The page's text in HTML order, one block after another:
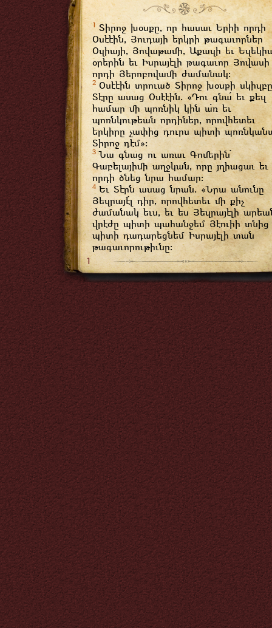
Օսէէի
Օսէէի
Օսէէի
Օսէէի
Օսէէի
Օսէէի
Օսէէի
Օսէէի
Օսէէի
Օսէէի
Օսէէի
Օսէէի
Օսէէի
1 Տիրոջ խօսքը, որ հասաւ Երիի որդի
Օսէէին, Յուդայի երկրի թագաւորներ
Օզիայի, Յովաթամի, Աքազի եւ
օրերին եւ Իսրայէլի թագաւոր Յովասի
որդի Յերոբովամի ժամանակ։
2 Օսէէին տրուած Տիրոջ խօսքի
Տէրը ասաց Օսէէին. «Դու գնա՛ եւ քեզ
համար մի պոռնիկ կին ա՛ռ եւ
պոռնկութեան որդիներ, որովհետեւ
երկիրը չափից դուրս պիտի
Տիրոջ դէմ»։
3 Նա գնաց ու առաւ Գոմերին՝
Գաբելայիմի աղջկան, որը յղիացաւ եւ
որդի ծնեց նրա համար։
4 Եւ Տէրն ասաց նրան. «Նրա անունը
Յեզրայէ՛լ դիր, որովհետեւ մի քիչ
ժամանակ եւս, եւ ես Յեզրայէլի
վրէժը պիտի պահանջեմ Յէուիի տնից
պիտի դադարեցնեմ Իսրայէլի տան
թագաւորութիւնը։
1